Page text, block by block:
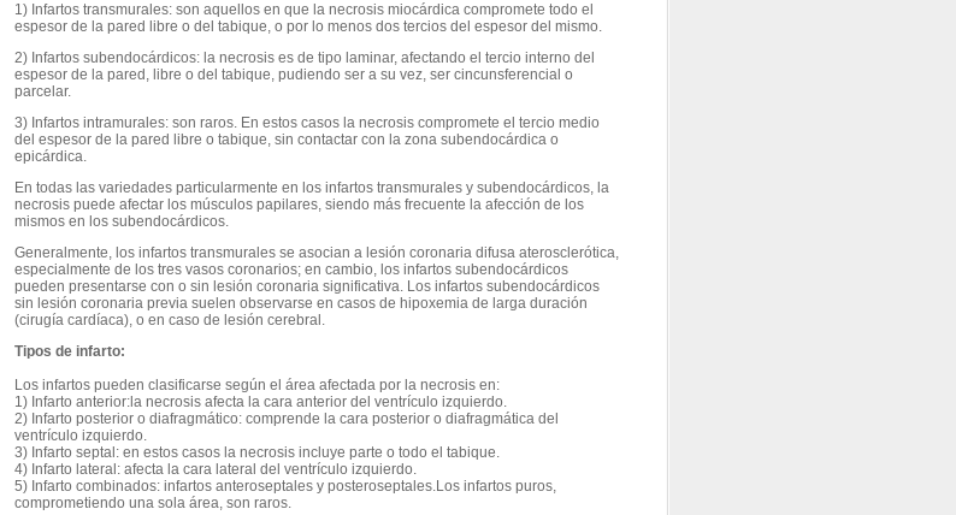
1) Infartos transmurales: son aquellos en que la necrosis miocárdica compromete todo el
espesor de la pared libre o del tabique, o por lo menos dos tercios del espesor del mismo.
2) Infartos subendocárdicos: la necrosis es de tipo laminar, afectando el tercio interno del
espesor de la pared, libre o del tabique, pudiendo ser a su vez, ser cincunsferencial o
parcelar.
3) Infartos intramurales: son raros. En estos casos la necrosis compromete el tercio medio
del espesor de la pared libre o tabique, sin contactar con la zona subendocárdica o
epicárdica.
En todas las variedades particularmente en los infartos transmurales y subendocárdicos, la
necrosis puede afectar los músculos papilares, siendo más frecuente la afección de los
mismos en los subendocárdicos.
Generalmente, los infartos transmurales se asocian a lesión coronaria difusa aterosclerótica,
especialmente de los tres vasos coronarios; en cambio, los infartos subendocárdicos
pueden presentarse con o sin lesión coronaria significativa. Los infartos subendocárdicos
sin lesión coronaria previa suelen observarse en casos de hipoxemia de larga duración
(cirugía cardíaca), o en caso de lesión cerebral.
Tipos de infarto:
Los infartos pueden clasificarse según el área afectada por la necrosis en:
1) Infarto anterior:la necrosis afecta la cara anterior del ventrículo izquierdo.
2) Infarto posterior o diafragmático: comprende la cara posterior o diafragmática del
ventrículo izquierdo.
3) Infarto septal: en estos casos la necrosis incluye parte o todo el tabique.
4) Infarto lateral: afecta la cara lateral del ventrículo izquierdo.
5) Infarto combinados: infartos anteroseptales y posteroseptales.Los infartos puros,
comprometiendo una sola área, son raros.